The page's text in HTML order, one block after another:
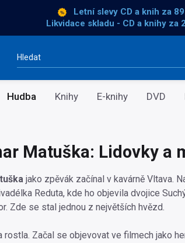
Letní slevy CD a knih za
Likvidace skladu - CD a knihy za
Vyhledávání
Hudba Knihy E-knihy DVD
Matuška: Lidovky a
jako zpěvák začínal v kavárně Vltava.
Reduta, kde ho objevila dvojice
Zde se stal jednou z největších hvězd.
rostla. Začal se objevovat ve filmech jako